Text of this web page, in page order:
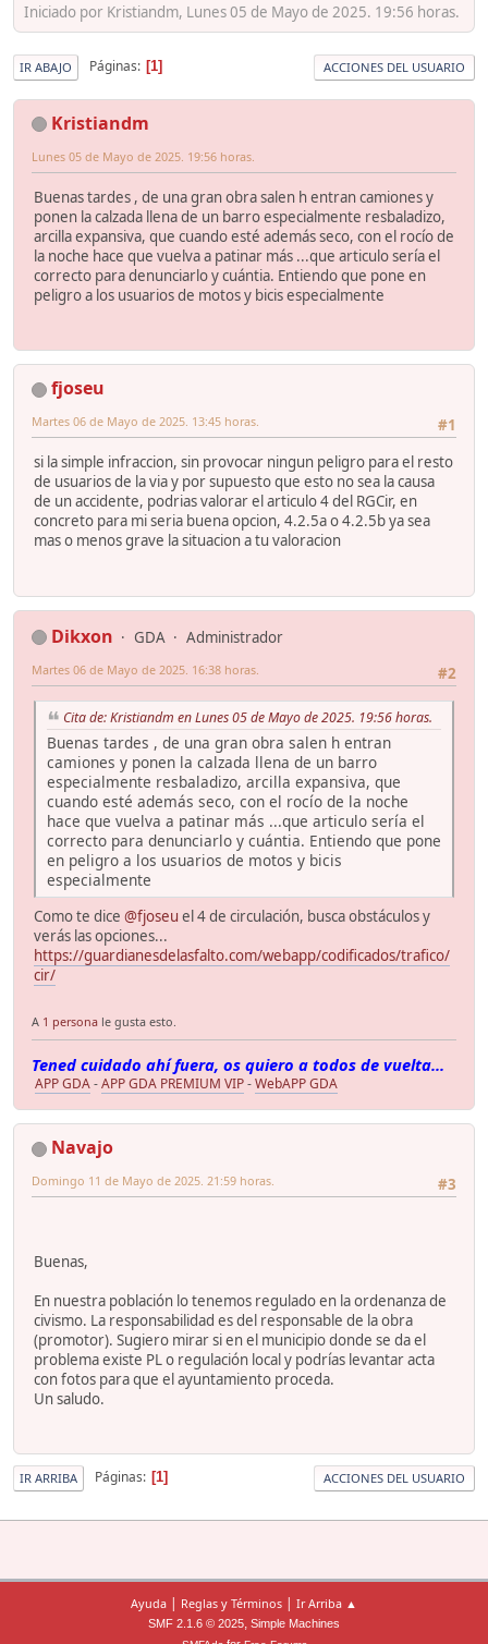
Iniciado por Kristiandm, Lunes 05 de Mayo de 2025. 19:56 horas.
IR ABAJO Páginas 1 ACCIONES DEL USUARIO
Kristiandm
Lunes 05 de Mayo de 2025. 19:56 horas.
Buenas tardes , de una gran obra salen h entran camiones y
ponen la calzada llena de un barro especialmente resbaladizo,
arcilla expansiva, que cuando esté además seco, con el rocío de
la noche hace que vuelva a patinar más ...que articulo sería el
correcto para denunciarlo y cuántia. Entiendo que pone en
peligro a los usuarios de motos y bicis especialmente
fjoseu
#1
Martes 06 de Mayo de 2025. 13:45 horas.
si la simple infraccion, sin provocar ningun peligro para el resto
de usuarios de la via y por supuesto que esto no sea la causa
de un accidente, podrias valorar el articulo 4 del RGCir, en
concreto para mi seria buena opcion, 4.2.5a o 4.2.5b ya sea
mas o menos grave la situacion a tu valoracion
Dikxon GDA
Administrador
#2
Martes 06 de Mayo de 2025. 16:38 horas.
Cita de: Kristiandm en Lunes 05 de Mayo de 2025. 19:56 horas.
Buenas tardes , de una gran obra salen h entran
camiones y ponen la calzada llena de un barro
especialmente resbaladizo, arcilla expansiva, que
cuando esté además seco, con el rocío de la noche
hace que vuelva a patinar más ...que articulo sería el
correcto para denunciarlo y cuántia. Entiendo que pone
en peligro a los usuarios de motos y bicis
especialmente
Como te dice @fjoseu el 4 de circulación, busca obstáculos y
verás las opciones...
https://guardianesdelasfalto.com/webapp/codificados/trafico/
cir/
A 1 persona le gusta esto.
Tened cuidado ahí fuera, os quiero a todos de vuelta...
APP GDA-APP GDA PREMIUM VIP-WebAPP GDA
Navajo
#3
Domingo 11 de Mayo de 2025. 21:59 horas.
Buenas,
En nuestra población lo tenemos regulado en la ordenanza de
civismo. La responsabilidad es del responsable de la obra
(promotor). Sugiero mirar si en el municipio donde se da el
problema existe PL o regulación local y podrías levantar acta
con fotos para que el ayuntamiento proceda.
Un saludo.
IR ARRIBA Páginas 1 ACCIONES DEL USUARIO
Ayuda | Reglas y Términos | Ir Arriba ▲
SMF 2.1.6 © 2025, Simple Machines